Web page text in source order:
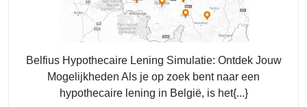
Belfius Hypothecaire Lening Simulatie: Ontdek Jouw
Mogelijkheden Als je op zoek bent naar een
hypothecaire lening in België, is het{...}